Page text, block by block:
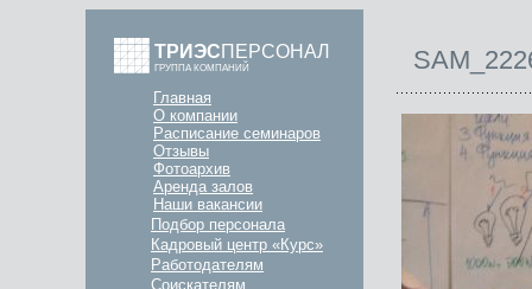
ТРИЭСПЕРСОНАЛ
ГРУППА КОМПАНИЙ
Главная
О компании
Расписание семинаров
Отзывы
Фотоархив
Аренда залов
Наши вакансии
Подбор персонала
Кадровый центр «Курс»
Работодателям
Соискателям